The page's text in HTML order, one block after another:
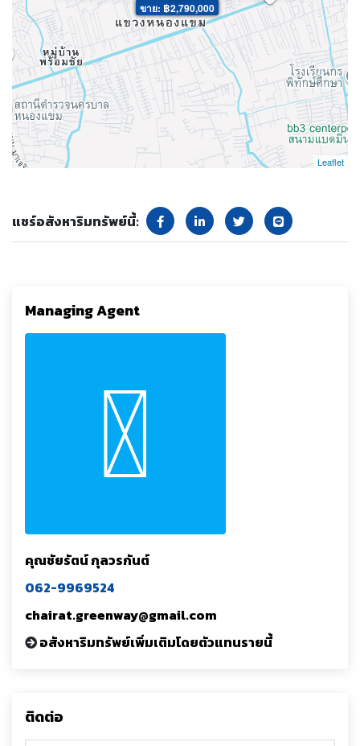
ขาย: ฿2,790,000
Leaflet
แชร์อสังหาริมทรัพย์นี้:
Managing Agent
คุณชัยรัตน์ กุลวรกันต์
062-9969524
chairat.greenway@gmail.com
อสังหาริมทรัพย์เพิ่มเติมโดยตัวแทนรายนี้
ติดต่อ